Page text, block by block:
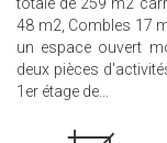
48 m2, Combles 17
un espace ouvert
deux pièces
1er étage de...